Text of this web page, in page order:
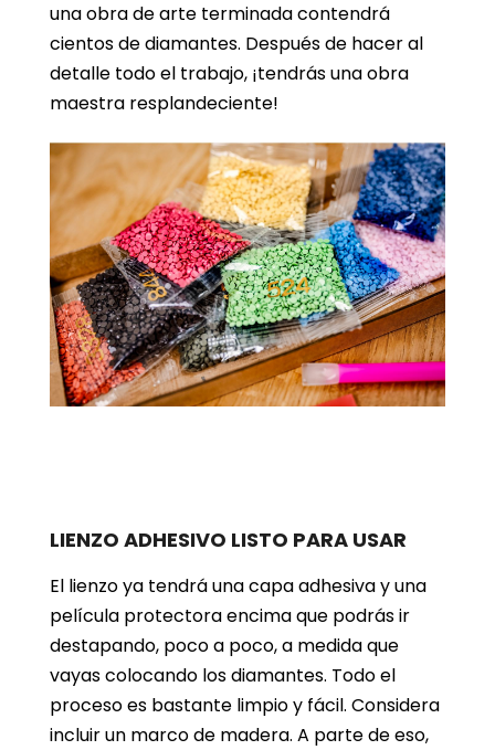
una obra de arte terminada contendrá
cientos de diamantes. Después de hacer al
detalle todo el trabajo, ¡tendrás una obra
maestra resplandeciente!
LIENZO ADHESIVO LISTO PARA USAR
El lienzo ya tendrá una capa adhesiva y una
película protectora encima que podrás ir
destapando, poco a poco, a medida que
vayas colocando los diamantes. Todo el
proceso es bastante limpio y fácil. Considera
incluir un marco de madera. A parte de eso,